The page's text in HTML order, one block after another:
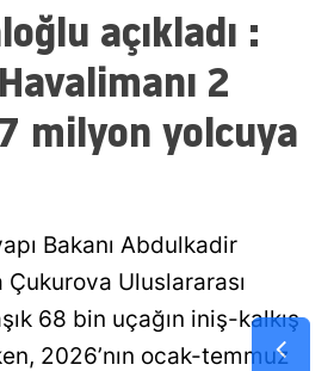
Kırklareli
Konya
Kütahya
açıkladı :
2
milyon yolcuya
Bakanı Abdulkadir
Uluslararası
68 bin uçağın iniş-kalkış
2026’nın ocak-temmuz